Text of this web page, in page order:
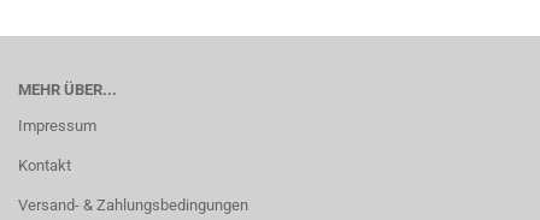
MEHR ÜBER...
Impressum
Kontakt
Versand- & Zahlungsbedingungen